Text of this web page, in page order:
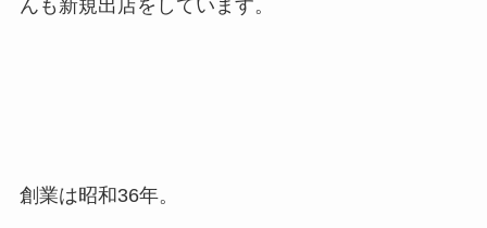
んも新規出店をしています。
創業は昭和36年。